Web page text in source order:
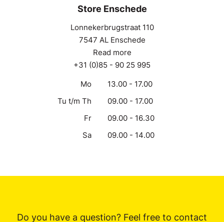
Store Enschede
Lonnekerbrugstraat 110
7547 AL Enschede
Read more
+31 (0)85 - 90 25 995
Mo
13.00 - 17.00
Tu t/m Th
09.00 - 17.00
Fr
09.00 - 16.30
Sa
09.00 - 14.00
Do you have a question? Feel free to contact